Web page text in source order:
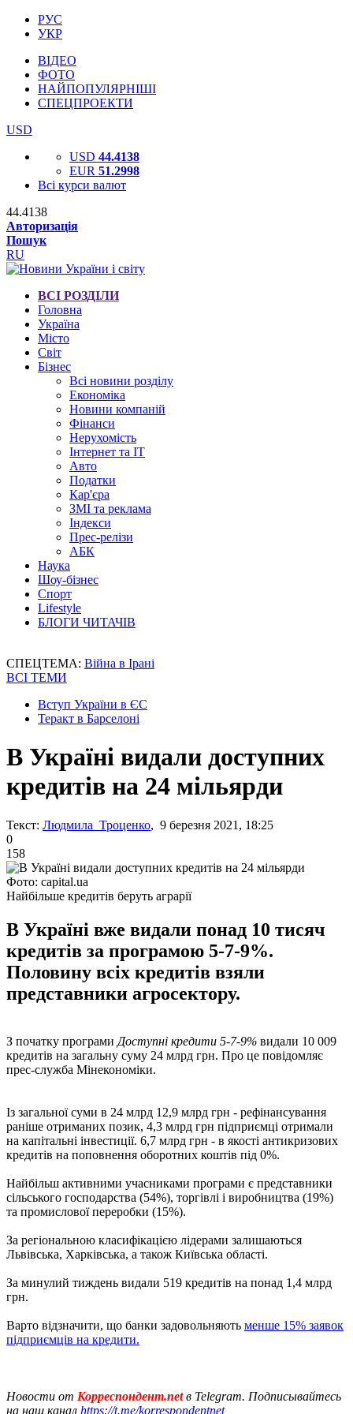
РУС
УКР
ВІДЕО
ФОТО
НАЙПОПУЛЯРНІШІ
СПЕЦПРОЕКТИ
USD
USD 44.4138
EUR 51.2998
Всі курси валют
44.4138
Авторизація
Пошук
RU
ВСІ РОЗДІЛИ
Головна
Україна
Місто
Світ
Бізнес
Всі новини розділу
Економіка
Новини компаній
Фінанси
Нерухомість
Інтернет та IT
Авто
Податки
Кар'єра
ЗМІ та реклама
Індекси
Прес-релізи
АБК
Наука
Шоу-бізнес
Спорт
Lifestyle
БЛОГИ ЧИТАЧІВ
СПЕЦТЕМА: Війна в Ірані
ВСІ ТЕМИ
Вступ України в ЄС
Теракт в Барселоні
В Україні видали доступних
кредитів на 24 мільярди
Текст: Людмила Троценко, 9 березня 2021, 18:25
0
158
Фото: capital.ua
Найбільше кредитів беруть аграрії
В Україні вже видали понад 10 тисяч
кредитів за програмою 5-7-9%.
Половину всіх кредитів взяли
представники агросектору.
З початку програми Доступні кредити 5-7-9% видали 10 009
кредитів на загальну суму 24 млрд грн. Про це повідомляє
прес-служба Мінекономіки.
Із загальної суми в 24 млрд 12,9 млрд грн - рефінансування
раніше отриманих позик, 4,3 млрд грн підприємці отримали
на капітальні інвестиції. 6,7 млрд грн - в якості антикризових
кредитів на поповнення оборотних коштів під 0%.
Найбільш активними учасниками програми є представники
сільського господарства (54%), торгівлі і виробництва (19%)
та промислової переробки (15%).
За регіональною класифікацією лідерами залишаються
Львівська, Харківська, а також Київська області.
За минулий тиждень видали 519 кредитів на понад 1,4 млрд
грн.
Варто відзначити, що банки задовольняють менше 15% заявок
підприємців на кредити.
Новости от Корреспондент.netв Telegram. Подписывайтесь
на наш канал https://t.me/korrespondentnet